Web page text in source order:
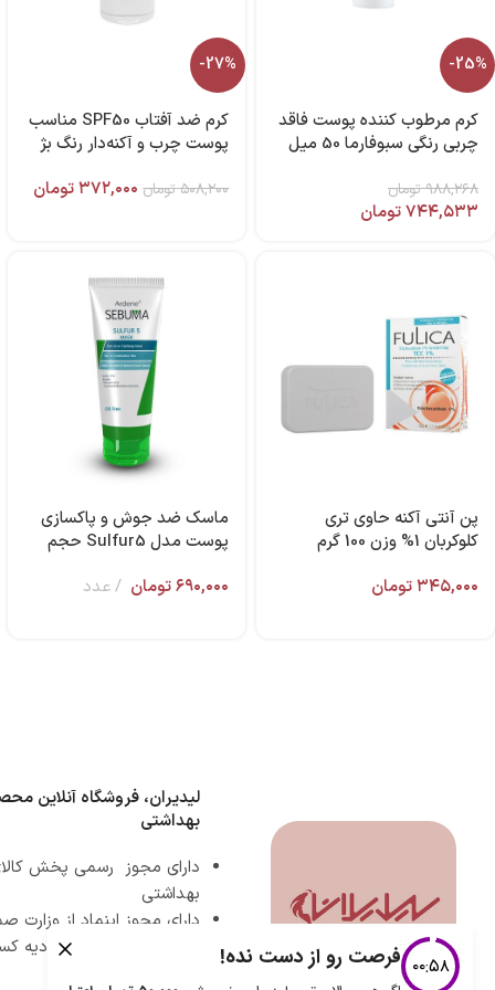
-25%
کرم مرطوب کننده پوست فاقد
چربی رنگی سبوفارما 50 میل
۹۸۸,۲۶۸تومان
۷۴۴,۵۳۳تومان
-27%
کرم ضد آفتاب SPF50 مناسب
پوست چرب و آکنه‌دار رنگ بژ
۵۰۸,۲۰۰تومان ۳۷۲,۰۰۰تومان
پن آنتی آکنه حاوی ترى
کلوکربان 1% وزن 100 گرم
۳۴۵,۰۰۰تومان
ماسک ضد جوش و پاکسازی
پوست مدل Sulfur5 حجم
۶۹۰,۰۰۰تومان عدد
لیدیران، فروشگاه آنلاین
بهداشتی
دارای مجوز رسمی پخش
بهداشتی
دارای مجوز اینماد از وزارت
دارای مجوز رسمی اتحادیه